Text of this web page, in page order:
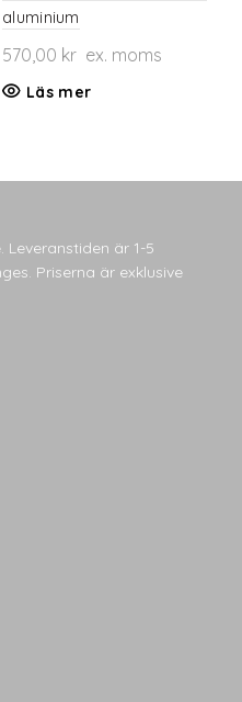
aluminium
570,00 kr ex. moms
Läs mer
Leveranstiden är 1-5
Priserna är exklusive